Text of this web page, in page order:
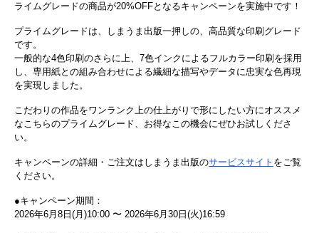
ライムグレードの商品が20%OFFとなるキャンペーンを実施中です！
プライムグレードは、しまうま出版一押しの、高品質な印刷グレード
です。
一般的な4色印刷のさらに上、7色インクによるフルカラー印刷を採用
し、専用紙との組み合わせによる繊細な描写やデータに忠実な色再現
を実現しました。
こだわりの作品をワンランク上の仕上がりで形にしたい方にオススメ
なこちらのプライムグレード、お得なこの機会にぜひお試しくださ
い。
キャンペーンの詳細・ご注文はしまうま出版のサービスサイト をご覧
ください。
●キャンペーン期間：
2026年6月8日(月)10:00 〜 2026年6月30日(火)16:59